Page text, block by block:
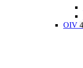
OIV 4